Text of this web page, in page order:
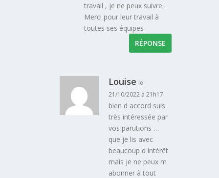
travail , je ne peux suivre .
Merci pour leur travail à
toutes ses équipes
RÉPONSE
Louise le
21/10/2022 à 21h17
bien d accord suis
très intéressée par
vos parutions …
que je lis avec
beaucoup d intérêt
mais je ne peux m
abonner à tout